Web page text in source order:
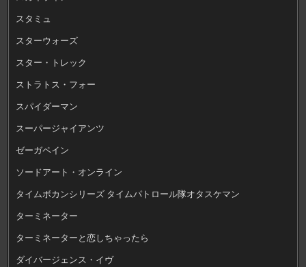
スタミュ
スターウォーズ
スター・トレック
ストラトス・フォー
スパイダーマン
スーパージャイアンツ
ゼーガペイン
ソードアート・オンライン
タイムボカンシリーズ タイムパトロール隊オタスケマン
ターミネーター
ターミネーターと恋しちゃったら
ダイバージェンス・イヴ